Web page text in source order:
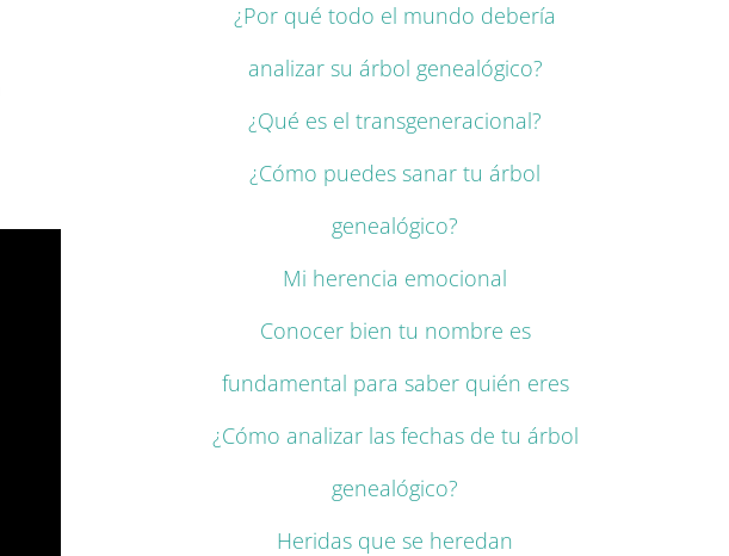
¿Por qué todo el mundo debería
analizar su árbol genealógico?
¿Qué es el transgeneracional?
¿Cómo puedes sanar tu árbol
genealógico?
Mi herencia emocional
Conocer bien tu nombre es
fundamental para saber quién eres
¿Cómo analizar las fechas de tu árbol
genealógico?
Heridas que se heredan